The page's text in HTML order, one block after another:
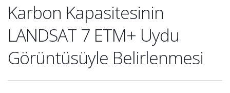
Karbon Kapasitesinin
LANDSAT 7 ETM+ Uydu
Görüntüsüyle Belirlenmesi